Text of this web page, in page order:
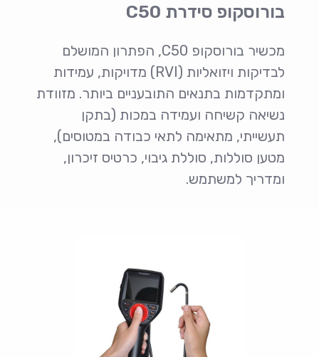
בורוסקופ סידרת C50
מכשיר בורוסקופ C50, הפתרון המושלם
לבדיקות ויזואליות (RVI) מדויקות, עמידות
ומתקדמות בתנאים התובעניים ביותר. מזוודת
נשיאה קשיחה ועמידה במכות (בתקן
תעשייתי, מתאימה לתאי כבודה במטוסים),
מטען סוללות, סוללת גיבוי, כרטיס זיכרון,
ומדריך למשתמש.